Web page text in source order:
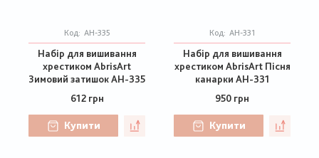
Код: АН-335
Набір для вишивання
хрестиком AbrisArt
Зимовий затишок АН-335
612 грн
Купити
Код: АН-331
Набір для вишивання
хрестиком AbrisArt Пісня
канарки АН-331
950 грн
Купити